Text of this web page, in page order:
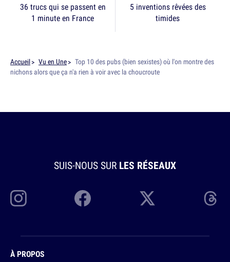
36 trucs qui se passent en
1 minute en France
5 inventions rêvées des
timides
Accueil Vu en Une
Top 10 des pubs (bien sexistes) où l'on montre des
nichons alors que ça n'a rien à voir avec la choucroute
SUIS-NOUS SUR LES RÉSEAUX
À PROPOS